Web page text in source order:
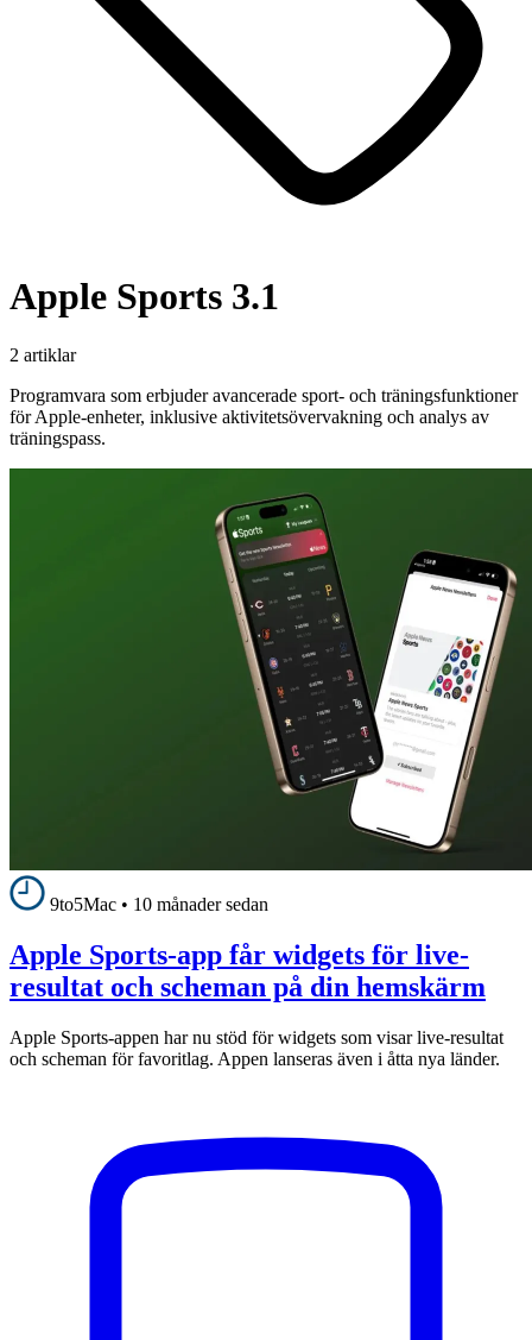
Apple Sports 3.1
2 artiklar
Programvara som erbjuder avancerade sport- och träningsfunktioner
för Apple-enheter, inklusive aktivitetsövervakning och analys av
träningspass.
9to5Mac • 10 månader sedan
Apple Sports-app får widgets för live-
resultat och scheman på din hemskärm
Apple Sports-appen har nu stöd för widgets som visar live-resultat
och scheman för favoritlag. Appen lanseras även i åtta nya länder.